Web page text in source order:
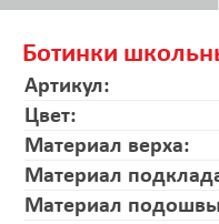
Ботинки
Артикул:
Цвет:
Материал верха:
Материал
Материал